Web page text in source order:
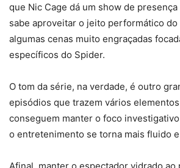
que Nic Cage dá um show de presença
sabe aproveitar o jeito performático
algumas cenas muito engraçadas
específicos do Spider.
O tom da série, na verdade, é outro
episódios que trazem vários
conseguem manter o foco
o entretenimento se torna mais fluido